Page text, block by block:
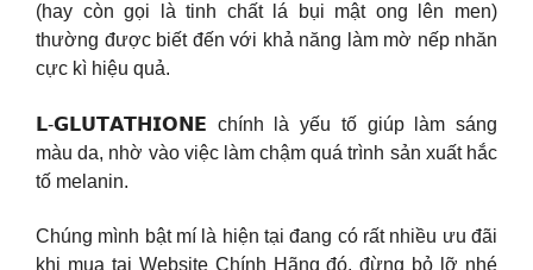
(hay còn gọi là tinh chất lá bụi mật ong lên men)
thường được biết đến với khả năng làm mờ nếp nhăn
cực kì hiệu quả.
𝗟-𝗚𝗟𝗨𝗧𝗔𝗧𝗛𝗜𝗢𝗡𝗘 chính là yếu tố giúp làm sáng
màu da, nhờ vào việc làm chậm quá trình sản xuất hắc
tố melanin.
Chúng mình bật mí là hiện tại đang có rất nhiều ưu đãi
khi mua tại Website Chính Hãng đó, đừng bỏ lỡ nhé